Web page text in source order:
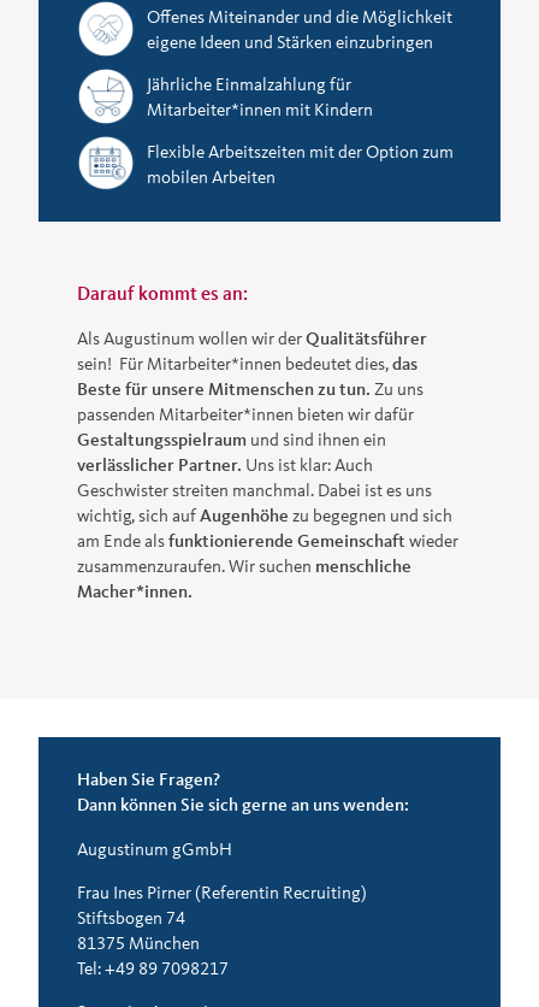
Offenes Miteinander und die Möglichkeit
eigene Ideen und Stärken einzubringen
Jährliche Einmalzahlung für
Mitarbeiter*innen mit Kindern
Flexible Arbeitszeiten mit der Option zum
mobilen Arbeiten
Darauf kommt es an:
Als Augustinum wollen wir derQualitätsführer
sein! Für Mitarbeiter*innen bedeutet dies,das
Beste für unsere Mitmenschen zu tun. Zu uns
passenden Mitarbeiter*innen bieten wir dafür
Gestaltungsspielraum und sind ihnen ein
verlässlicher Partner. Uns ist klar: Auch
Geschwister streiten manchmal. Dabei ist es uns
wichtig, sich aufAugenhöhe zu begegnen und sich
am Ende alsfunktionierende Gemeinschaft wieder
zusammenzuraufen. Wir suchen menschliche
Macher*innen.
Haben Sie Fragen?
Dann können Sie sich gerne an uns wenden:
Augustinum gGmbH
Frau Ines Pirner (Referentin Recruiting)
Stiftsbogen 74
81375 München
Tel: +49 89 7098217